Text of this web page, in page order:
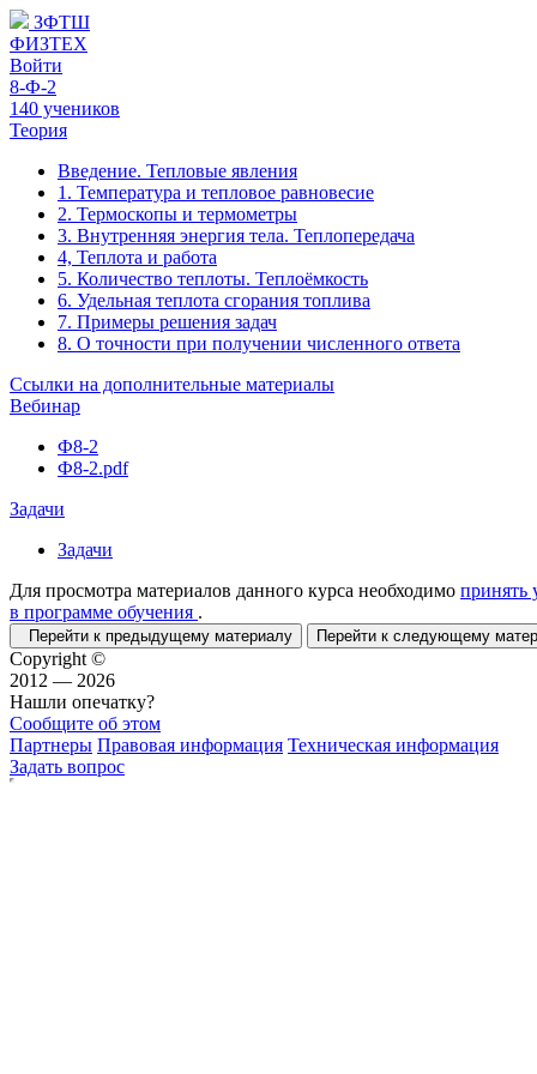
ЗФТШ
ФИЗТЕХ
Войти
8-Ф-2
140 учеников
Теория
Введение. Тепловые явления
1. Температура и тепловое равновесие
2. Термоскопы и термометры
3. Внутренняя энергия тела. Теплопередача
4, Теплота и работа
5. Количество теплоты. Теплоёмкость
6. Удельная теплота сгорания топлива
7. Примеры решения задач
8. О точности при получении численного ответа
Ссылки на дополнительные материалы
Вебинар
Ф8-2
Ф8-2.pdf
Задачи
Задачи
Для просмотра материалов данного курса необходимо принять
в программе обучения .
Перейти к предыдущему материалу Перейти к следующему
Copyright ©
2012 — 2026
Нашли опечатку?
Сообщите об этом
Партнеры Правовая информация Техническая информация
Задать вопрос